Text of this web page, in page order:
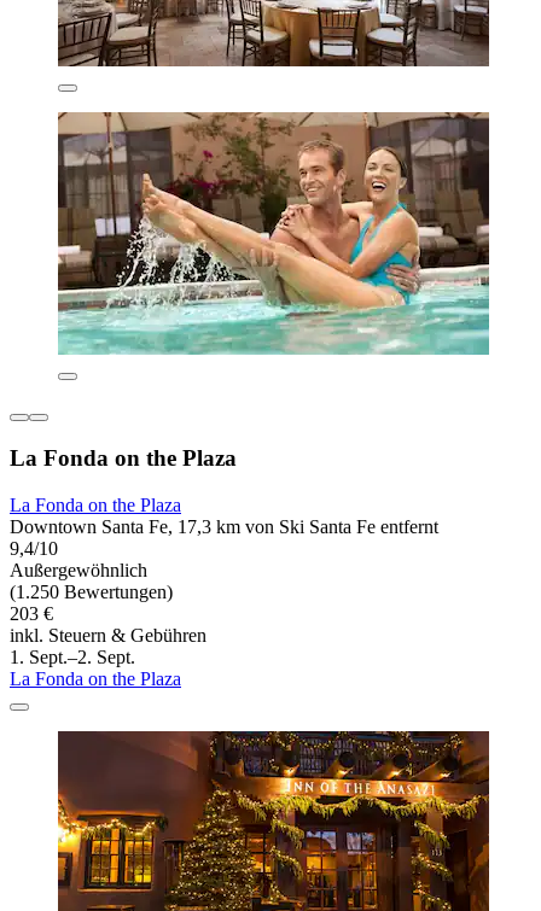
La Fonda on the Plaza
La Fonda on the Plaza
Downtown Santa Fe, 17,3 km von Ski Santa Fe entfernt
9,4/10
Außergewöhnlich
(1.250 Bewertungen)
203 €
inkl. Steuern & Gebühren
1. Sept.–2. Sept.
La Fonda on the Plaza